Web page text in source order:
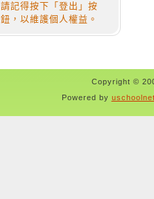
請記得按下「登出」按
鈕，以維護個人權益。
Copyright ©
Powered by